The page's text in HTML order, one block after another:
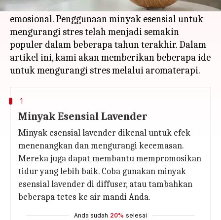
meningkatkan kesejahteraan fisik dan
emosional. Penggunaan minyak esensial untuk
mengurangi stres telah menjadi semakin
populer dalam beberapa tahun terakhir. Dalam
artikel ini, kami akan memberikan beberapa ide
1
Minyak Esensial Lavender
Minyak esensial lavender dikenal untuk efek
menenangkan dan mengurangi kecemasan.
Mereka juga dapat membantu mempromosikan
tidur yang lebih baik. Coba gunakan minyak
esensial lavender di diffuser, atau tambahkan
beberapa tetes ke air mandi Anda.
Anda sudah 20% selesai